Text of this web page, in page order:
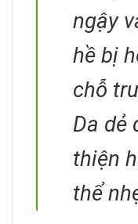
ngậy
hề bị
chỗ
Da dẻ
thiện
thể